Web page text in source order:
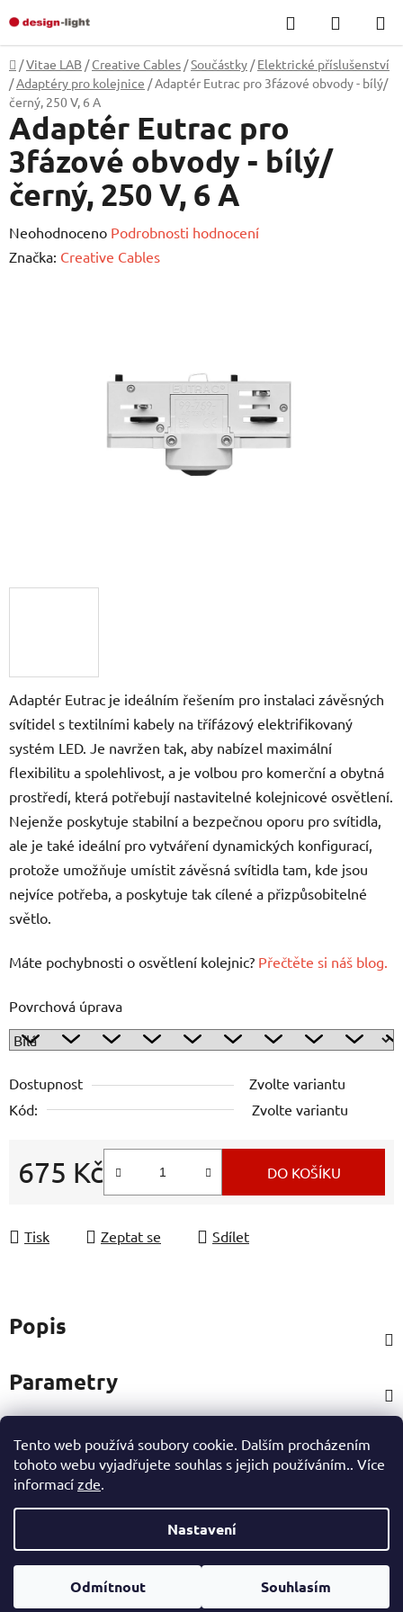
Tento web používá soubory cookie. Dalším procházením
tohoto webu vyjadřujete souhlas s jejich používáním.. Více
informací zde.
Nastavení
Odmítnout Souhlasím
na
obsah
Hledat
KOŠÍK
Domů
/Vitae LAB / Creative Cables /Součástky / Elektrické příslušenství
/Adaptéry pro kolejnice /Adaptér Eutrac pro 3fázové obvody - bílý/
černý, 250 V, 6 A
Adaptér Eutrac je ideálním řešením pro instalaci závěsných
svítidel s textilními kabely na třífázový elektrifikovaný
systém LED. Je navržen tak, aby nabízel maximální
flexibilitu a spolehlivost, a je volbou pro komerční a obytná
prostředí, která potřebují nastavitelné kolejnicové osvětlení.
Nejenže poskytuje stabilní a bezpečnou oporu pro svítidla,
ale je také ideální pro vytváření dynamických konfigurací,
protože umožňuje umístit závěsná svítidla tam, kde jsou
nejvíce potřeba, a poskytuje tak cílené a přizpůsobitelné
světlo.
Máte pochybnosti o osvětlení kolejnic? Přečtěte si náš blog.
Povrchová úprava
Dostupnost
Zvolte variantu
Kód:
Zvolte variantu
675 Kč DO KOŠÍKU
Tisk Zeptat se Sdílet
Adaptér Eutrac pro
3fázové obvody - bílý/
černý, 250 V, 6 A
Průměrné
hodnocení
Neohodnoceno Podrobnosti hodnocení
Značka: Creative Cables
Popis
Parametry
Hodnocení
Ostatní informace
Vytvořil Shoptet
Copyright 2026eshop Hynek Medřický. Všechna práva